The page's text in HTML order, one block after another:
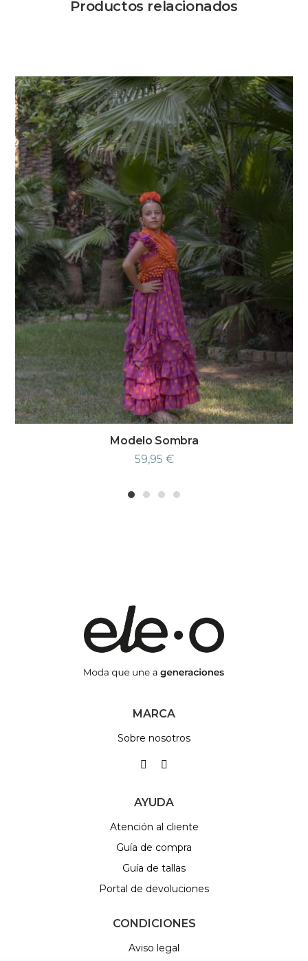
Productos relacionados
Modelo Sombra
59,95 €
MARCA
Sobre nosotros
AYUDA
Atención al cliente
Guía de compra
Guía de tallas
Portal de devoluciones
CONDICIONES
Aviso legal